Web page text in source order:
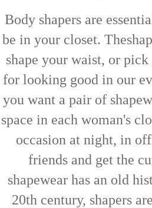
Body shapers are
be in your closet.
shape your waist, or
for looking good in our
you want a pair of
space in each woman's
occasion at night, in
friends and get the
shapewear has an old
20th century, shapers